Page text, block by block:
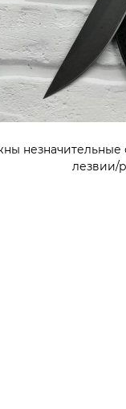
незначительные
лезвии/